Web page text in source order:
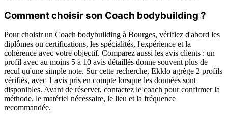
Comment choisir son Coach bodybuilding ?
Pour choisir un Coach bodybuilding à Bourges, vérifiez d'abord les
diplômes ou certifications, les spécialités, l'expérience et la
cohérence avec votre objectif. Comparez aussi les avis clients : un
profil avec au moins 5 à 10 avis détaillés donne souvent plus de
recul qu'une simple note. Sur cette recherche, Ekklo agrège 2 profils
vérifiés, avec 1 avis pris en compte lorsque les données sont
disponibles. Avant de réserver, contactez le coach pour confirmer la
méthode, le matériel nécessaire, le lieu et la fréquence
recommandée.